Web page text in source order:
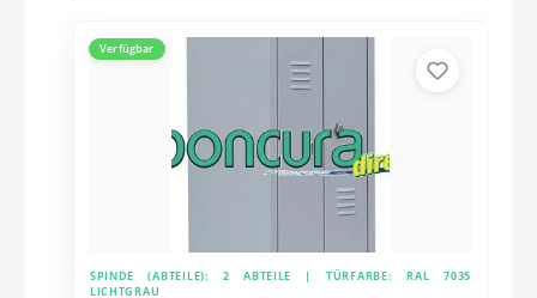
Verfügbar
SPINDE (ABTEILE):2 ABTEILE | TÜRFARBE:RAL 7035
LICHTGRAU